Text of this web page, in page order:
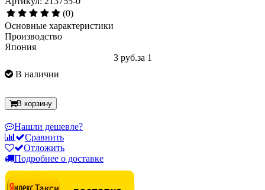
(0)
Основные характеристики
Производство
Япония
3 руб.за 1
В наличии
В корзину
Нашли дешевле?
Сравнить
Отложить
Подробнее о доставке